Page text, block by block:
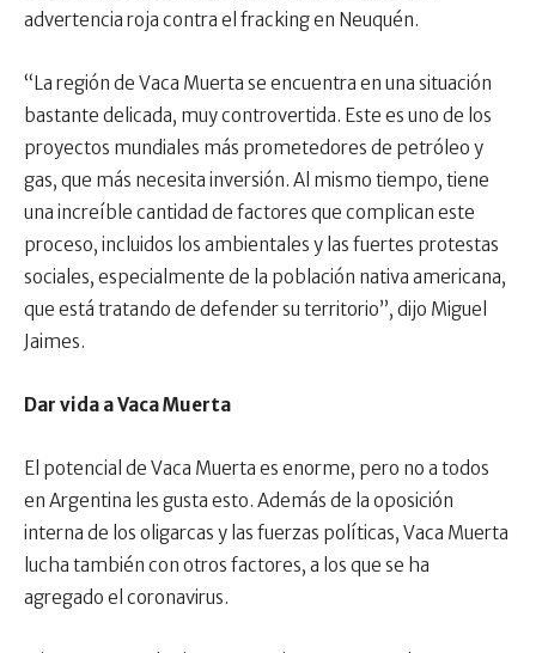
advertencia roja contra el fracking en Neuquén.
“La región de Vaca Muerta se encuentra en una situación
bastante delicada, muy controvertida. Este es uno de los
proyectos mundiales más prometedores de petróleo y
gas, que más necesita inversión. Al mismo tiempo, tiene
una increíble cantidad de factores que complican este
proceso, incluidos los ambientales y las fuertes protestas
sociales, especialmente de la población nativa americana,
que está tratando de defender su territorio”, dijo Miguel
Jaimes.
Dar vida a Vaca Muerta
El potencial de Vaca Muerta es enorme, pero no a todos
en Argentina les gusta esto. Además de la oposición
interna de los oligarcas y las fuerzas políticas, Vaca Muerta
lucha también con otros factores, a los que se ha
agregado el coronavirus.